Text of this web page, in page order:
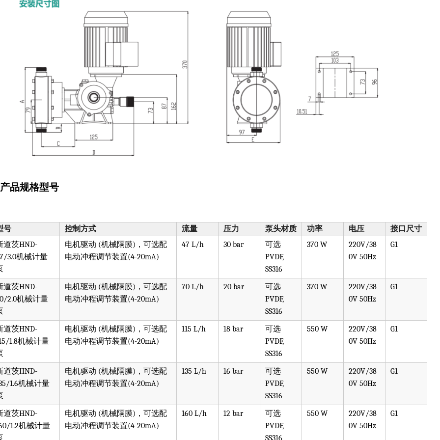
品规格型号
号 控制方式 流量 压力 泵头材质 功率 电压
接口尺寸
道茨HND-
3.0机械计量
电机驱动 (机械隔膜)，可选配
电动冲程调节装置(4-20mA)
47 L/h 30 bar
可选
PVDF,
SS316
370 W
220V/38
0V 50Hz
G1
道茨HND-
2.0机械计量
电机驱动 (机械隔膜)，可选配
电动冲程调节装置(4-20mA)
70 L/h 20 bar
可选
PVDF,
SS316
370 W
220V/38
0V 50Hz
G1
道茨HND-
1.8机械计量
电机驱动 (机械隔膜)，可选配
电动冲程调节装置(4-20mA)
115 L/h 18 bar
可选
PVDF,
SS316
550 W
220V/38
0V 50Hz
G1
道茨HND-
1.6机械计量
电机驱动 (机械隔膜)，可选配
电动冲程调节装置(4-20mA)
135 L/h 16 bar
可选
PVDF,
SS316
550 W
220V/38
0V 50Hz
G1
道茨HND-
1.2机械计量
电机驱动 (机械隔膜)，可选配
电动冲程调节装置(4-20mA)
160 L/h 12 bar
可选
PVDF,
SS316
550 W
220V/38
0V 50Hz
G1